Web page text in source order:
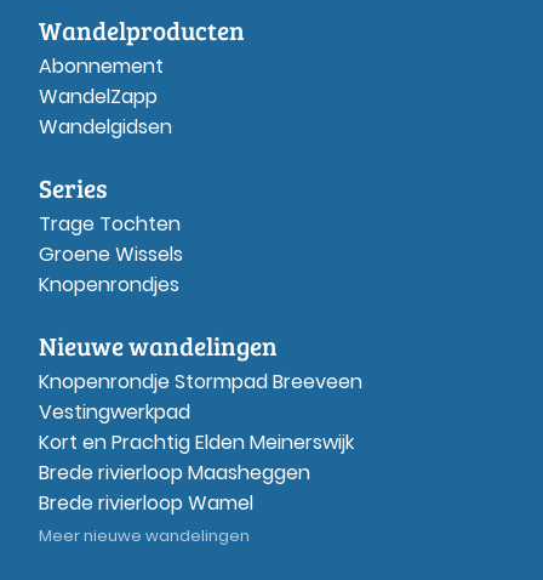
Wandelproducten
Abonnement
WandelZapp
Wandelgidsen
Series
Trage Tochten
Groene Wissels
Knopenrondjes
Nieuwe wandelingen
Knopenrondje Stormpad Breeveen
Vestingwerkpad
Kort en Prachtig Elden Meinerswijk
Brede rivierloop Maasheggen
Brede rivierloop Wamel
Meer nieuwe wandelingen